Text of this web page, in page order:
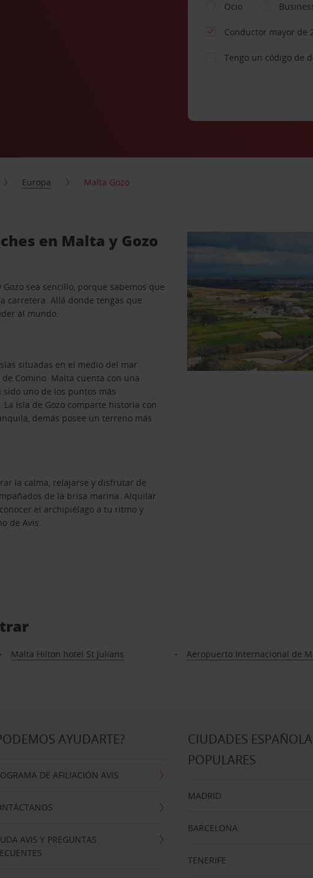
Ocio
Conductor mayor de
Tengo un código de
Europa Malta Gozo
en Malta y Gozo
Gozo sea sencillo, porque sabemos que
carretera. Allá donde tengas que
al mundo.
situadas en el medio del mar
Comino. Malta cuenta con una
uno de los puntos más
Isla de Gozo comparte historia con
demás posee un terreno más
la calma, relajarse y disfrutar de
de la brisa marina. Alquilar
el archipiélago a tu ritmo y
de Avis.
Malta Hilton hotel St Julians
Aeropuerto Internacional de
AYUDARTE?
DE AFILIACIÓN AVIS
AVIS Y PREGUNTAS
CIUDADES
POPULARES
MADRID
BARCELONA
TENERIFE